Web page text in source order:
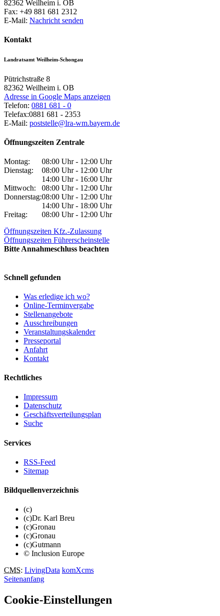
82362 Weilheim i. OB
Fax: +49 881 681 2312
E-Mail: Nachricht senden
Kontakt
Landratsamt Weilheim-Schongau
Pütrichstraße 8
82362 Weilheim i. OB
Adresse in Google Maps anzeigen
Telefon: 0881 681 - 0
Telefax:0881 681 - 2353
E-Mail: poststelle@lra-wm.bayern.de
Öffnungszeiten Zentrale
Montag:
08:00 Uhr - 12:00 Uhr
Dienstag:
08:00 Uhr - 12:00 Uhr
14:00 Uhr - 16:00 Uhr
Mittwoch:
08:00 Uhr - 12:00 Uhr
Donnerstag:08:00 Uhr - 12:00 Uhr
14:00 Uhr - 18:00 Uhr
Freitag:
08:00 Uhr - 12:00 Uhr
Öffnungszeiten Kfz.-Zulassung
Öffnungszeiten Führerscheinstelle
Bitte Annahmeschluss beachten
Schnell gefunden
Was erledige ich wo?
Online-Terminvergabe
Stellenangebote
Ausschreibungen
Veranstaltungskalender
Presseportal
Anfahrt
Kontakt
Rechtliches
Impressum
Datenschutz
Geschäftsverteilungsplan
Suche
Services
RSS-Feed
Sitemap
Bildquellenverzeichnis
(c)
(c)Dr. Karl Breu
(c)Gronau
(c)Gronau
(c)Gutmann
© Inclusion Europe
CMS: LivingData komXcms
Seitenanfang
Cookie-Einstellungen